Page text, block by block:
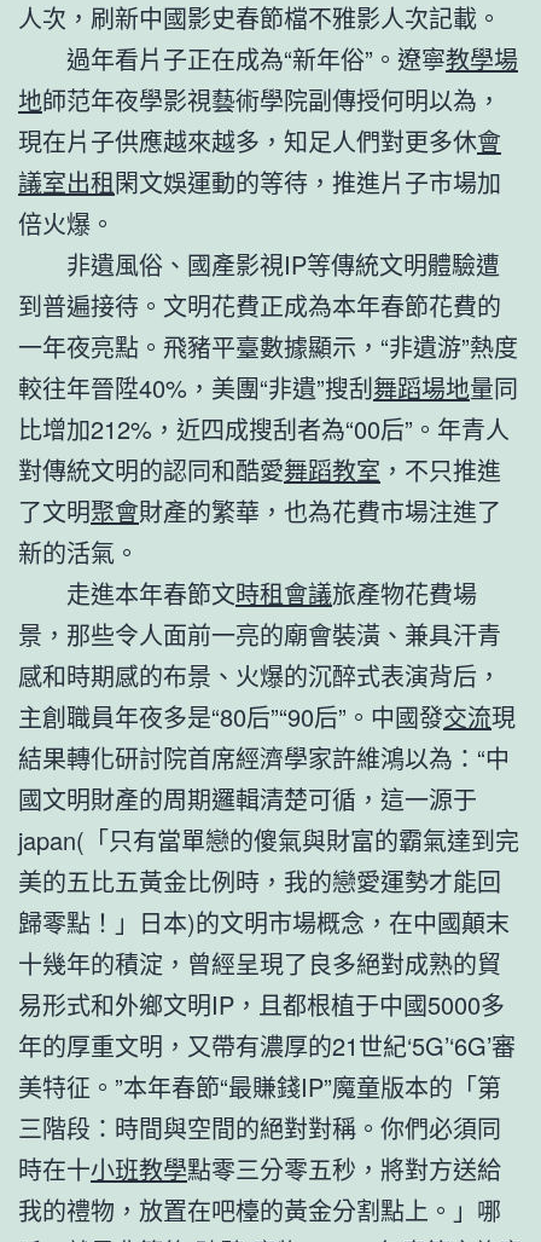
人次，刷新中國影史春節檔不雅影人次記載。
過年看片子正在成為“新年俗”。遼寧教學場
地師范年夜學影視藝術學院副傳授何明以為，
現在片子供應越來越多，知足人們對更多休會
議室出租閑文娛運動的等待，推進片子市場加
倍火爆。
非遺風俗、國產影視IP等傳統文明體驗遭
到普遍接待。文明花費正成為本年春節花費的
一年夜亮點。飛豬平臺數據顯示，“非遺游”熱度
較往年晉陞40%，美團“非遺”搜刮舞蹈場地量同
比增加212%，近四成搜刮者為“00后”。年青人
對傳統文明的認同和酷愛舞蹈教室 ，不只推進
了文明聚會財產的繁華，也為花費市場注進了
新的活氣。
走進本年春節文時租會議旅產物花費場
景，那些令人面前一亮的廟會裝潢、兼具汗青
感和時期感的布景、火爆的沉醉式表演背后，
主創職員年夜多是“80后”“90后”。中國發交流現
結果轉化研討院首席經濟學家許維鴻以為：“中
國文明財產的周期邏輯清楚可循，這一源于
japan(「只有當單戀的傻氣與財富的霸氣達到完
美的五比五黃金比例時，我的戀愛運勢才能回
歸零點！」日本)的文明市場概念，在中國顛末
十幾年的積淀，曾經呈現了良多絕對成熟的貿
易形式和外鄉文明IP，且都根植于中國5000多
年的厚重文明，又帶有濃厚的21世紀‘5G’‘6G’審
美特征。”本年春節“最賺錢IP”魔童版本的「第
三階段：時間與空間的絕對對稱。你們必須同
時在十小班教學點零三分零五秒，將對方送給
我的禮物，放置在吧檯的黃金分割點上。」哪